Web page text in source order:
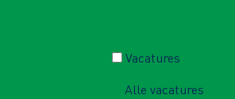
Vacatures
Alle vacatures